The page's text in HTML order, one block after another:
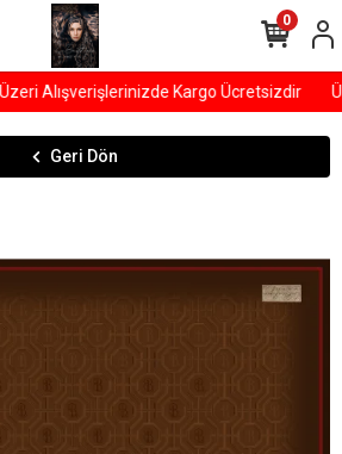
Alışverişlerinizde Kargo Ücretsizdir
0
Geri Dön